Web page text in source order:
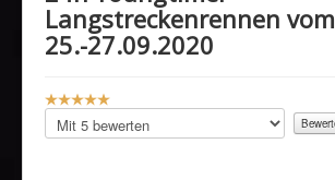
MELKUSRING
Region Ost
Sponsoren/Förderer
Langstreckenrennen vom
25.-27.09.2020
B
e
w
Bitte
bewerten